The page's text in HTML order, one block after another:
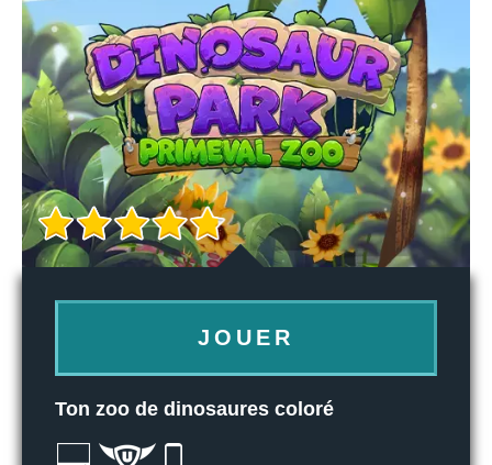
JOUER
Ton zoo de dinosaures coloré